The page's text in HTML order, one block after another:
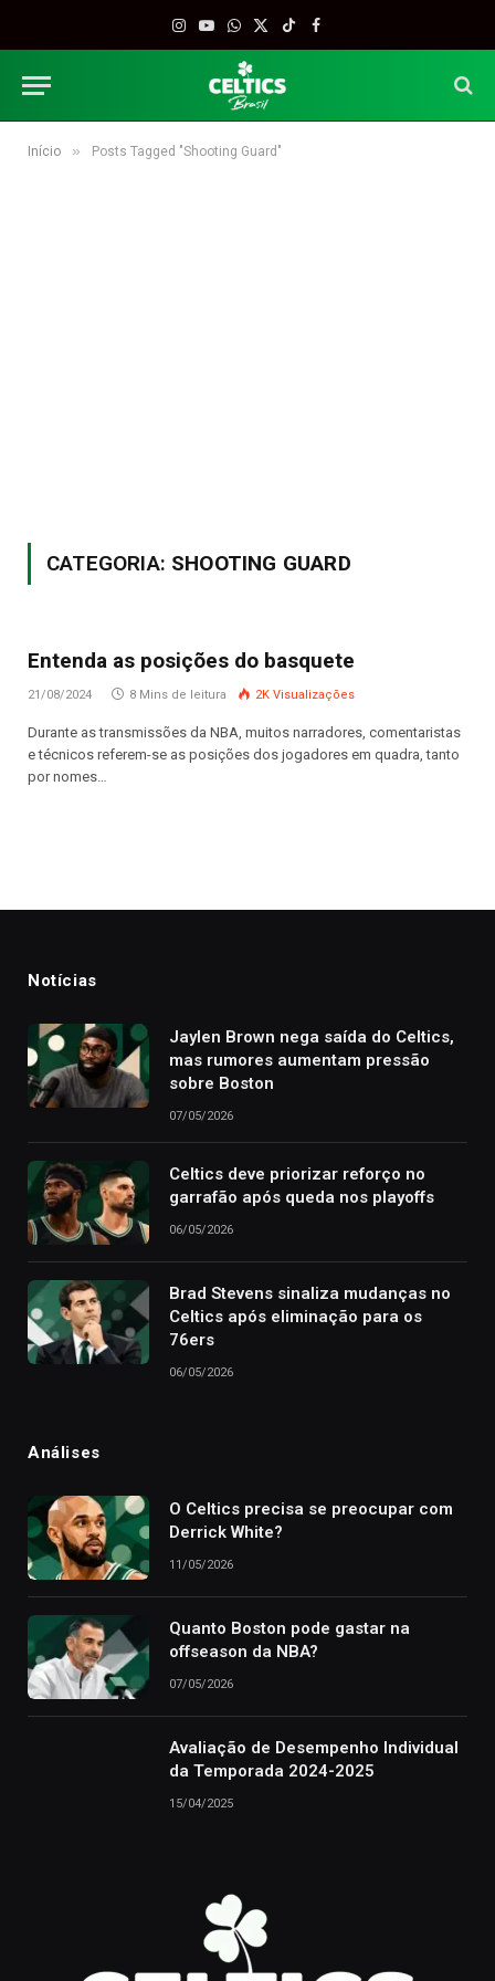
Instagram
YouTube
WhatsApp
X
TikTokFacebook
Início » Posts Tagged "Shooting Guard"
CATEGORIA: SHOOTING GUARD
Entenda as posições do basquete
21/08/2024 8 Mins de leitura 2K Visualizações
Durante as transmissões da NBA, muitos narradores, comentaristas
e técnicos referem-se as posições dos jogadores em quadra, tanto
por nomes…
Notícias
Jaylen Brown nega saída do Celtics,
mas rumores aumentam pressão
sobre Boston
07/05/2026
Celtics deve priorizar reforço no
garrafão após queda nos playoffs
06/05/2026
Brad Stevens sinaliza mudanças no
Celtics após eliminação para os
76ers
06/05/2026
Análises
O Celtics precisa se preocupar com
Derrick White?
11/05/2026
Quanto Boston pode gastar na
offseason da NBA?
07/05/2026
Avaliação de Desempenho Individual
da Temporada 2024-2025
15/04/2025